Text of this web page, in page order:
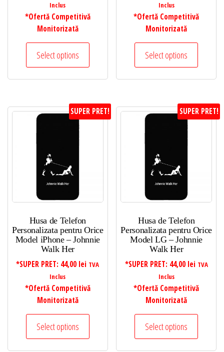
Inclus
*Ofertă Competitivă
Monitorizată
Select options
Inclus
*Ofertă Competitivă
Monitorizată
Select options
SUPER PRET!
Husa de Telefon
Personalizata pentru Orice
Model iPhone – Johnnie
Walk Her
*SUPER PRET: 44,00 lei TVA
Inclus
*Ofertă Competitivă
Monitorizată
Select options
SUPER PRET!
Husa de Telefon
Personalizata pentru Orice
Model LG – Johnnie
Walk Her
*SUPER PRET: 44,00 lei TVA
Inclus
*Ofertă Competitivă
Monitorizată
Select options